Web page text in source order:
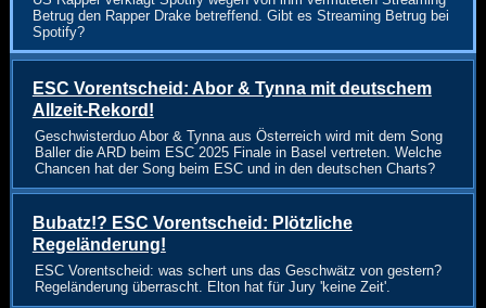
Betrug den Rapper Drake betreffend. Gibt es Streaming Betrug bei
Spotify?
ESC Vorentscheid: Abor & Tynna mit deutschem
Allzeit-Rekord!
Geschwisterduo Abor & Tynna aus Österreich wird mit dem Song
Baller die ARD beim ESC 2025 Finale in Basel vertreten. Welche
Chancen hat der Song beim ESC und in den deutschen Charts?
Bubatz!? ESC Vorentscheid: Plötzliche
Regeländerung!
ESC Vorentscheid: was schert uns das Geschwätz von gestern?
Regeländerung überrascht. Elton hat für Jury 'keine Zeit'.